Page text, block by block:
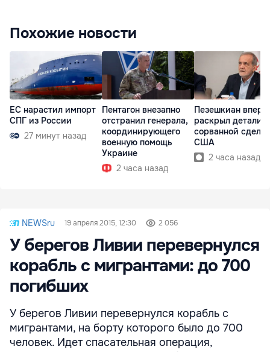
Похожие новости
ЕС нарастил импорт
СПГ из России
27 минут назад
Пентагон внезапно
отстранил генерала,
координирующего
военную помощь
Украине
2 часа назад
Пезешкиан
раскрыл детали
сорванной
США
2 часа назад
NEWSru 19 апреля 2015, 12:30 2 056
У берегов Ливии перевернулся
корабль с мигрантами: до 700
погибших
У берегов Ливии перевернулся корабль с
мигрантами, на борту которого было до 700
человек. Идет спасательная операция,